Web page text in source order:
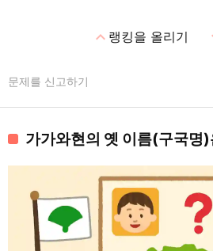
expand_less랭킹을 올리기
문제를 신고하기
가가와현의 옛 이름(구국명